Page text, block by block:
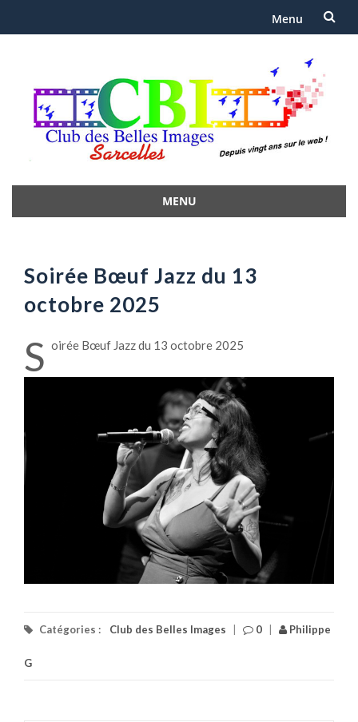
Menu
contenu
MENU
Soirée Bœuf Jazz du 13
octobre 2025
S oirée Bœuf Jazz du 13 octobre 2025
Catégories : Club des Belles Images 0 Philippe
G